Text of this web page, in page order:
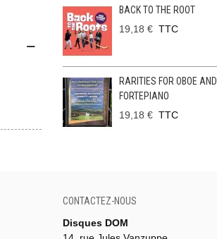
BACK TO THE ROOT
19,18 € TTC
RARITIES FOR OBOE AND
FORTEPIANO
19,18 € TTC
CONTACTEZ-NOUS
Disques DOM